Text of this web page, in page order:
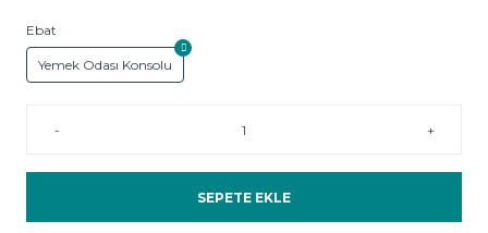
Ebat
Yemek Odası Konsolu
- +
SEPETE EKLE